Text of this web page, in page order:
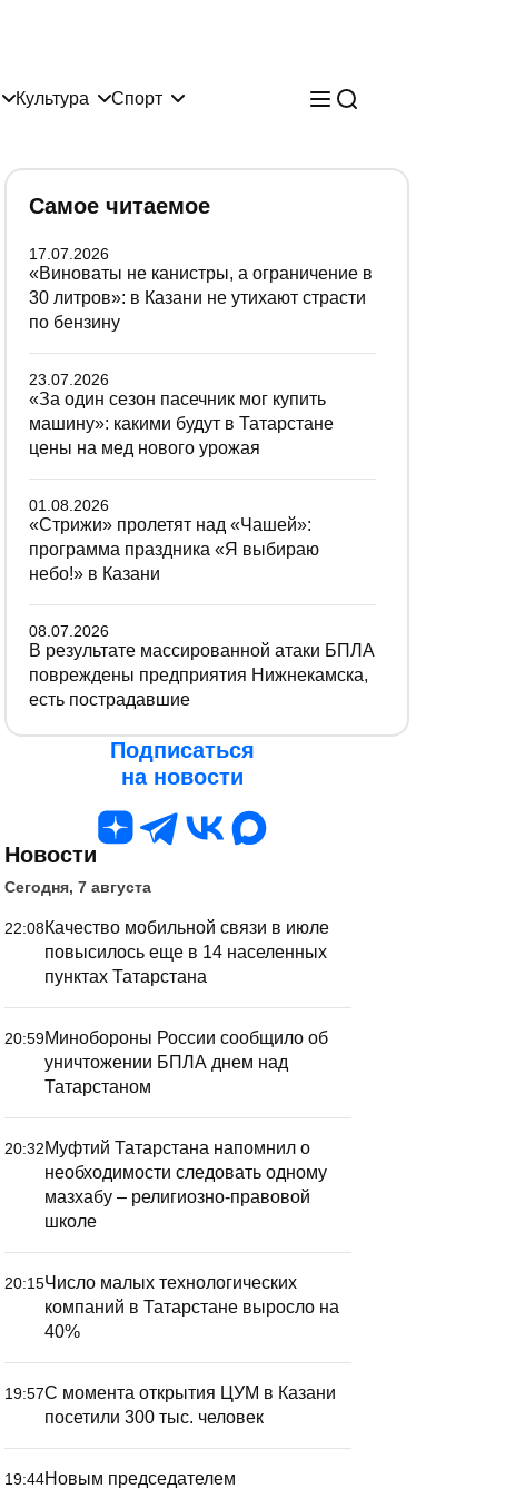
Культура Спорт
Самое читаемое
17.07.2026
«Виноваты не канистры, а ограничение в
30 литров»: в Казани не утихают страсти
по бензину
23.07.2026
«За один сезон пасечник мог купить
машину»: какими будут в Татарстане
цены на мед нового урожая
01.08.2026
«Стрижи» пролетят над «Чашей»:
программа праздника «Я выбираю
небо!» в Казани
08.07.2026
В результате массированной атаки БПЛА
повреждены предприятия Нижнекамска,
есть пострадавшие
Подписаться
на новости
Новости
Сегодня, 7 августа
22:08Качество мобильной связи в июле
повысилось еще в 14 населенных
пунктах Татарстана
20:59Минобороны России сообщило об
уничтожении БПЛА днем над
Татарстаном
20:32Муфтий Татарстана напомнил о
необходимости следовать одному
мазхабу – религиозно-правовой
школе
20:15Число малых технологических
компаний в Татарстане выросло на
40%
19:57С момента открытия ЦУМ в Казани
посетили 300 тыс. человек
19:44Новым председателем